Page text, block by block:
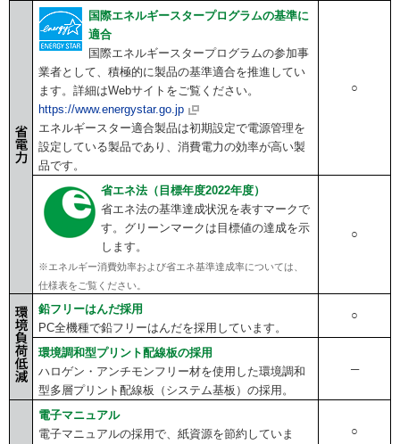
国際エネルギースタープログラムの基準に
適合
国際エネルギースタープログラムの参加事
業者として、積極的に製品の基準適合を推進してい
ます。詳細はWebサイトをご覧ください。
https://www.energystar.go.jp
エネルギースター適合製品は初期設定で電源管理を
設定している製品であり、消費電力の効率が高い製
品です。
○
省エネ法（目標年度2022年度）
省エネ法の基準達成状況を表すマークで
す。グリーンマークは目標値の達成を示
します。
※エネルギー消費効率および省エネ基準達成率については、
仕様表をご覧ください。
○
鉛フリーはんだ採用
PC全機種で鉛フリーはんだを採用しています。
○
環境調和型プリント配線板の採用
ハロゲン・アンチモンフリー材を使用した環境調和
型多層プリント配線板（システム基板）の採用。
─
電子マニュアル
電子マニュアルの採用で、紙資源を節約していま
○